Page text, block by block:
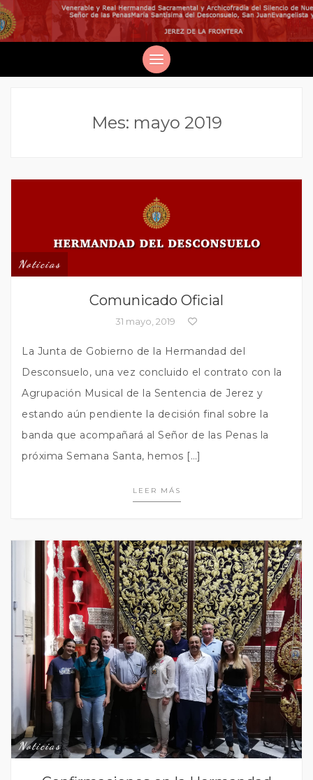
Mes: mayo 2019
Noticias
Comunicado Oficial
31 mayo, 2019
La Junta de Gobierno de la Hermandad del
Desconsuelo, una vez concluido el contrato con la
Agrupación Musical de la Sentencia de Jerez y
estando aún pendiente la decisión final sobre la
banda que acompañará al Señor de las Penas la
próxima Semana Santa, hemos […]
LEER MÁS
Noticias